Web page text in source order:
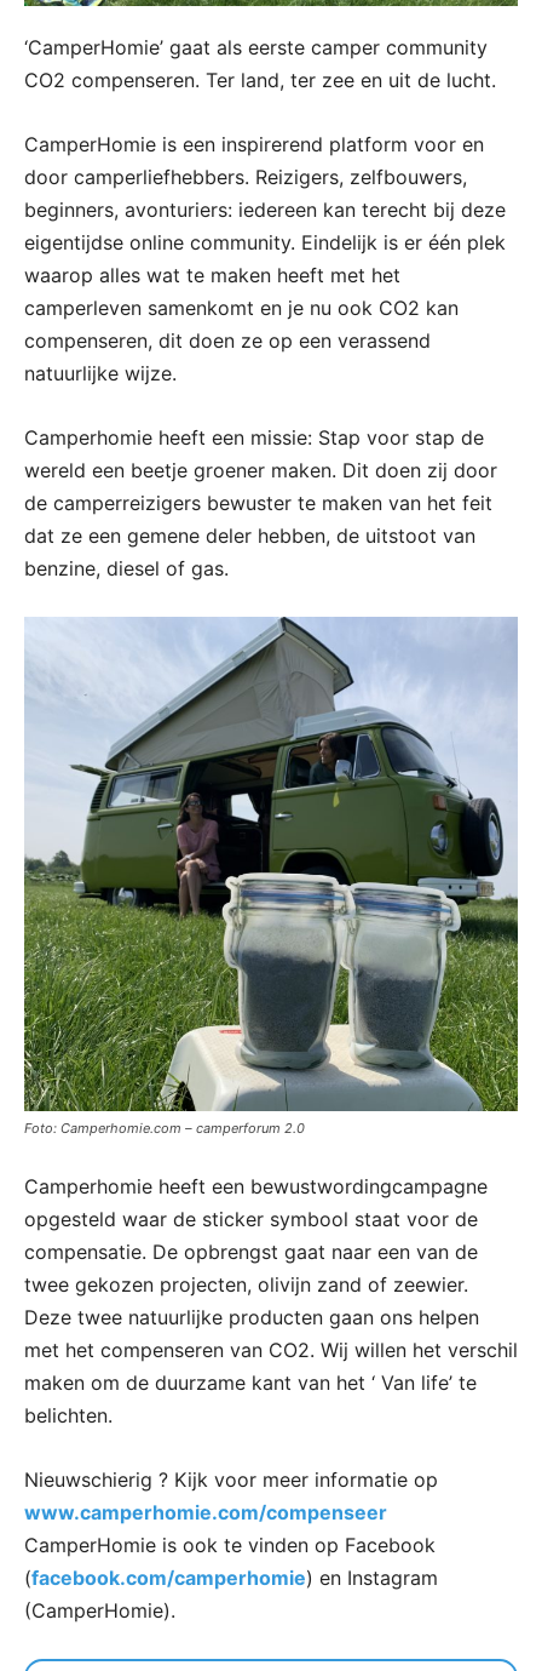
‘CamperHomie’ gaat als eerste camper community
CO2 compenseren. Ter land, ter zee en uit de lucht.
CamperHomie is een inspirerend platform voor en
door camperliefhebbers. Reizigers, zelfbouwers,
beginners, avonturiers: iedereen kan terecht bij deze
eigentijdse online community. Eindelijk is er één plek
waarop alles wat te maken heeft met het
camperleven samenkomt en je nu ook CO2 kan
compenseren, dit doen ze op een verassend
natuurlijke wijze.
Camperhomie heeft een missie: Stap voor stap de
wereld een beetje groener maken. Dit doen zij door
de camperreizigers bewuster te maken van het feit
dat ze een gemene deler hebben, de uitstoot van
benzine, diesel of gas.
Foto: Camperhomie.com – camperforum 2.0
Camperhomie heeft een bewustwordingcampagne
opgesteld waar de sticker symbool staat voor de
compensatie. De opbrengst gaat naar een van de
twee gekozen projecten, olivijn zand of zeewier.
Deze twee natuurlijke producten gaan ons helpen
met het compenseren van CO2. Wij willen het verschil
maken om de duurzame kant van het ‘ Van life’ te
belichten.
Nieuwschierig ? Kijk voor meer informatie op
www.camperhomie.com/compenseer
CamperHomie is ook te vinden op Facebook
(facebook.com/camperhomie) en Instagram
(CamperHomie).